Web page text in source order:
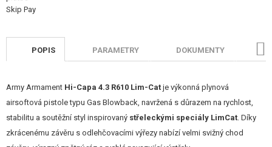
REKLAMNÍ PŘEDMĚTY
POŠKOZENÉ, POUŽITÉ ZBOŽÍ
SLEVY, AKCE
KONTAKT
POPIS PARAMETRY DOKUMENTY
Army Armament Hi-Capa 4.3 R610 Lim-Cat je výkonná plynová
airsoftová pistole typu Gas Blowback, navržená s důrazem na rychlost,
stabilitu a soutěžní styl inspirovaný střeleckými speciály LimCat . Díky
zkrácenému závěru s odlehčovacími výřezy nabízí velmi svižný chod